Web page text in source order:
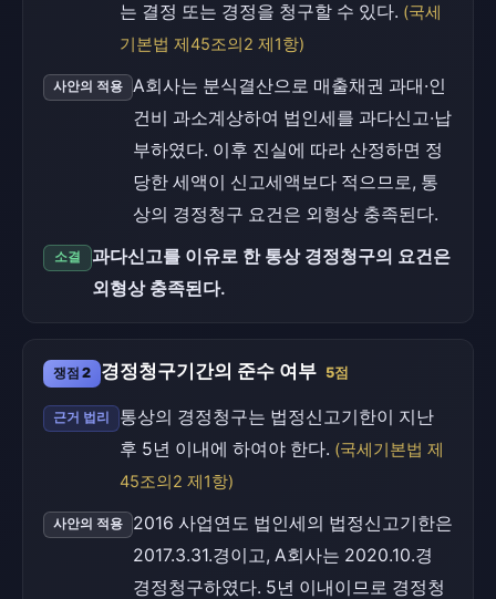
는 결정 또는 경정을 청구할 수 있다. (국세
기본법 제45조의2 제1항)
사안의 적용
A회사는 분식결산으로 매출채권 과대·인
건비 과소계상하여 법인세를 과다신고·납
부하였다. 이후 진실에 따라 산정하면 정
당한 세액이 신고세액보다 적으므로, 통
상의 경정청구 요건은 외형상 충족된다.
소결
과다신고를 이유로 한 통상 경정청구의 요건은
외형상 충족된다.
쟁점 2 경정청구기간의 준수 여부 5점
근거 법리
통상의 경정청구는 법정신고기한이 지난
후 5년 이내에 하여야 한다. (국세기본법 제
45조의2 제1항)
사안의 적용
2016 사업연도 법인세의 법정신고기한은
2017.3.31.경이고, A회사는 2020.10.경
경정청구하였다. 5년 이내이므로 경정청